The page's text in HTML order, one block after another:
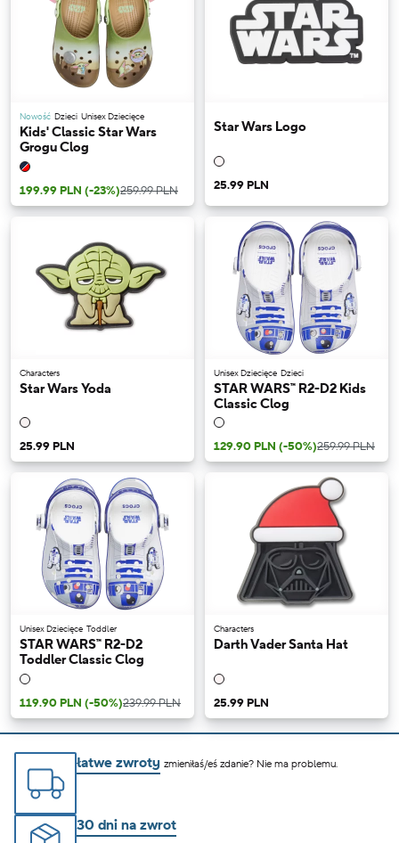
Nowość Dzieci Unisex Dziecięce
Kids' Classic Star Wars
Grogu Clog
199.99 PLN (-23%)259.99 PLN
Star Wars Logo
25.99 PLN
Characters
Star Wars Yoda
25.99 PLN
Unisex Dziecięce Dzieci
STAR WARS™ R2-D2 Kids
Classic Clog
129.90 PLN (-50%)259.99 PLN
Unisex Dziecięce Toddler
STAR WARS™ R2-D2
Toddler Classic Clog
119.90 PLN (-50%)239.99 PLN
Characters
Darth Vader Santa Hat
25.99 PLN
łatwe zwroty zmieniłaś/eś zdanie? Nie ma problemu.
30 dni na zwrot